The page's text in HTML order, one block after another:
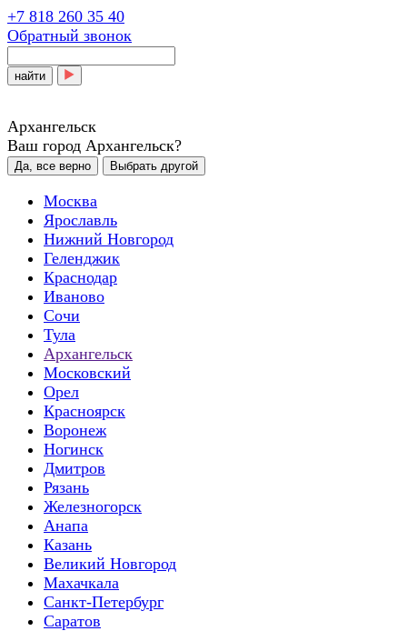
+7 818 260 35 40
Обратный звонок
найти
Архангельск
Ваш город Архангельск?
Да, все верно Выбрать другой
Москва
Ярославль
Нижний Новгород
Геленджик
Краснодар
Иваново
Сочи
Тула
Архангельск
Московский
Орел
Красноярск
Воронеж
Ногинск
Дмитров
Рязань
Железногорск
Анапа
Казань
Великий Новгород
Махачкала
Санкт-Петербург
Саратов